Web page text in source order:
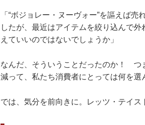
「“ボジョレー・ヌーヴォー”を謳えば
したが、最近はアイテムを絞り込んで
えていいのではないでしょうか」
なんだ、そういうことだったのか！ つ
減って、私たち消費者にとっては何を選
では、気分を前向きに。レッツ・テイス